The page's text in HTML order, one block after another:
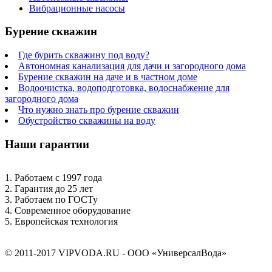
Вибрационные насосы
Бурение скважин
Где бурить скважину под воду?
Автономная канализация для дачи и загородного дома
Бурение скважин на даче и в частном доме
Водоочистка, водоподготовка, водоснабжение для
загородного дома
Что нужно знать про бурение скважин
Обустройство скважины на воду
Наши гарантии
1. Работаем с 1997 года
2. Гарантия до 25 лет
3. Работаем по ГОСТу
4. Современное оборудование
5. Европейская технология
© 2011-2017 VIPVODA.RU - ООО «УниверсалВода»